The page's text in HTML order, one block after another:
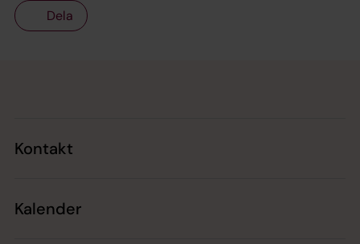
Dela
Kontakt
Kalender